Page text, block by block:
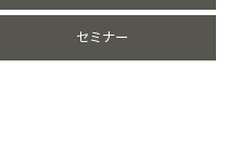
セミナー